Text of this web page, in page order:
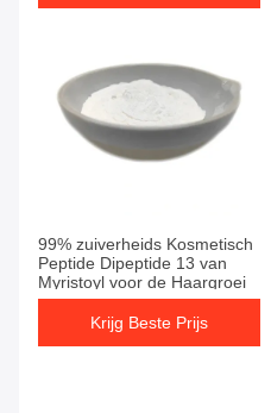
99% zuiverheids Kosmetisch
Peptide Dipeptide 13 van
Myristoyl voor de Haargroei
Krijg Beste Prijs